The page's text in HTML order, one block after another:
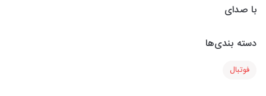
با صدای
دسته بندی‌ها
فوتبال